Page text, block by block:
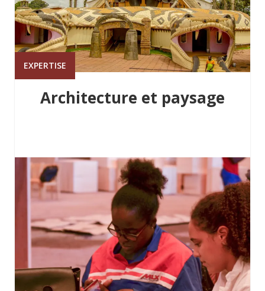
EXPERTISE
Architecture et paysage